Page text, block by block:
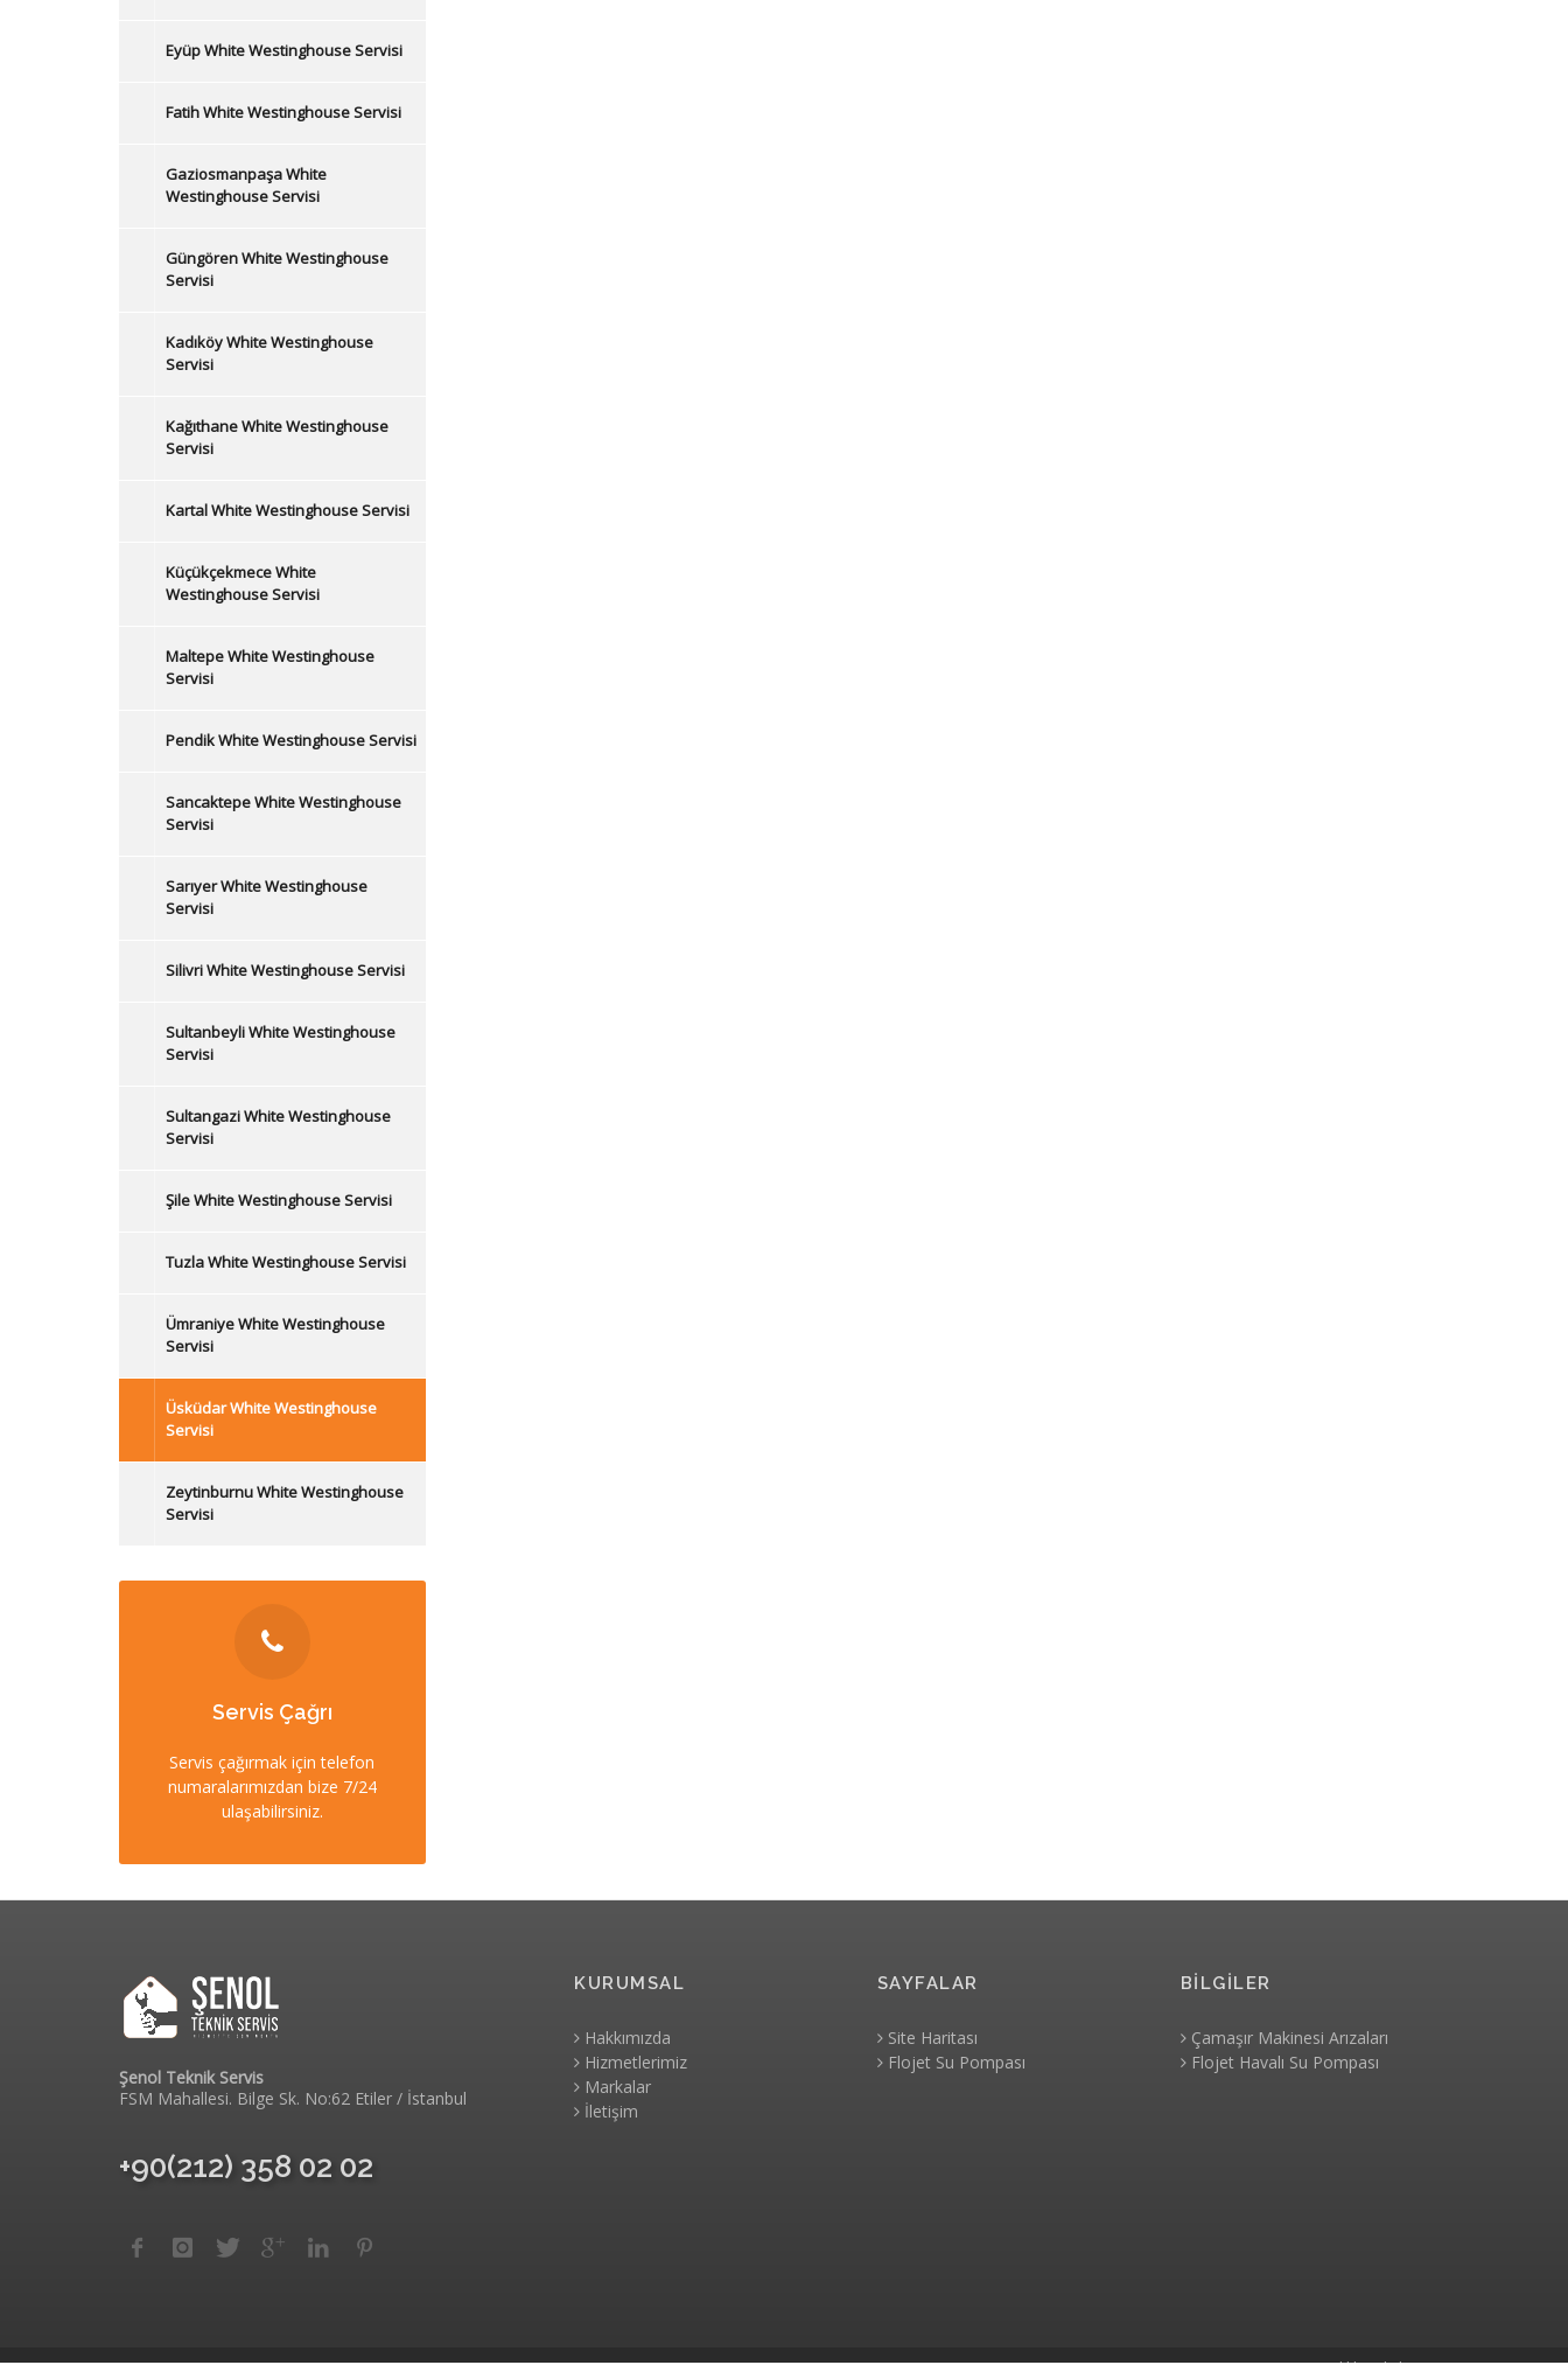
Eyüp White Westinghouse Servisi
Fatih White Westinghouse Servisi
Gaziosmanpaşa White
Westinghouse Servisi
Güngören White Westinghouse
Servisi
Kadıköy White Westinghouse
Servisi
Kağıthane White Westinghouse
Servisi
Kartal White Westinghouse Servisi
Küçükçekmece White
Westinghouse Servisi
Maltepe White Westinghouse
Servisi
Pendik White Westinghouse Servisi
Sancaktepe White Westinghouse
Servisi
Sarıyer White Westinghouse
Servisi
Silivri White Westinghouse Servisi
Sultanbeyli White Westinghouse
Servisi
Sultangazi White Westinghouse
Servisi
Şile White Westinghouse Servisi
Tuzla White Westinghouse Servisi
Ümraniye White Westinghouse
Servisi
Üsküdar White Westinghouse
Servisi
Zeytinburnu White Westinghouse
Servisi
Servis Çağrı
Servis çağırmak için telefon
numaralarımızdan bize 7/24
ulaşabilirsiniz.
İLETİŞİM
0212 358 57 57
0532 403 22 00 (7/24)
Şenol Teknik Servis
FSM Mahallesi. Bilge Sk. No:62 Etiler / İstanbul
+90(212) 358 02 02
KURUMSAL
Hakkımızda
Hizmetlerimiz
Markalar
İletişim
SAYFALAR
Site Haritası
Flojet Su Pompası
BİLGİLER
Çamaşır Makinesi Arızaları
Flojet Havalı Su Pompası
Gizlilik Politikası